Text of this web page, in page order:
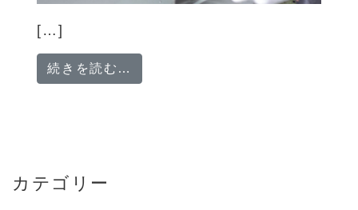
[…]
続きを読む…
カテゴリー